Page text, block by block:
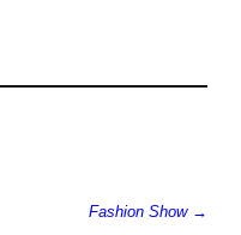
Fashion Show →